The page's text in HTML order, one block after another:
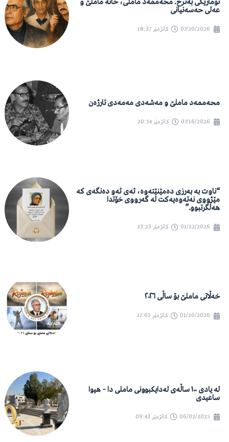
عەلی حەسەنیانی
07/20/2026 کاتژمێر 18:37
محەممەد ماملێ و مەشەدی مەمەدی تارژەن
07/16/2026 کاتژمێر 20:54
“ناوت بە بەرزی دەمێنێتەوە، ئەی ئەو دەنگەی کە
مێژووی نەتەوەیەکت لە گەرووی خۆتدا
هەڵگرتبوو.”
01/22/2026 کاتژمێر 23:23
خەڵاتی ماملێ بۆ ساڵی ٢٠٢٦
01/20/2026 کاتژمێر 17:05
لە یادی ١٠٠ ساڵەی لەدایکبوونی ماملی دا – هیوا
ساعیدی
06/02/2025 کاتژمێر 09:43